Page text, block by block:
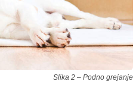
Slika 2 – Podno grejanje